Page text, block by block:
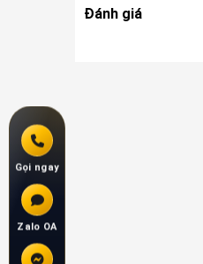
Đánh giá
Gọi ngay
Zalo OA